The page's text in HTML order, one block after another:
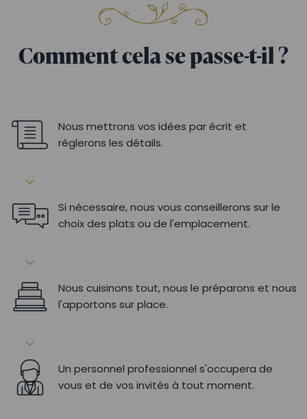
Comment cela se passe-t-il ?
Nous mettrons vos idées par écrit et
réglerons les détails.
Si nécessaire, nous vous conseillerons sur le
choix des plats ou de l'emplacement.
Nous cuisinons tout, nous le préparons et nous
l'apportons sur place.
Un personnel professionnel s'occupera de
vous et de vos invités à tout moment.